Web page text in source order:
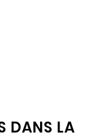
DANS LA